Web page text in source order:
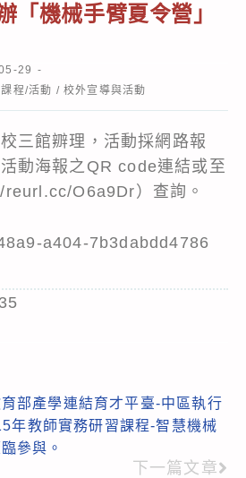
「機械手臂夏令營」
29
程/活動 / 校外宣導與活動
三館辧理，活動採網路報
動海報之QR code連結或至
reurl.cc/O6a9Dr）查詢。
a404-7b3dabdd4786
部產學連結育才平臺-中區執行
年教師實務研習課程-智慧機械
參與。
下一篇文章